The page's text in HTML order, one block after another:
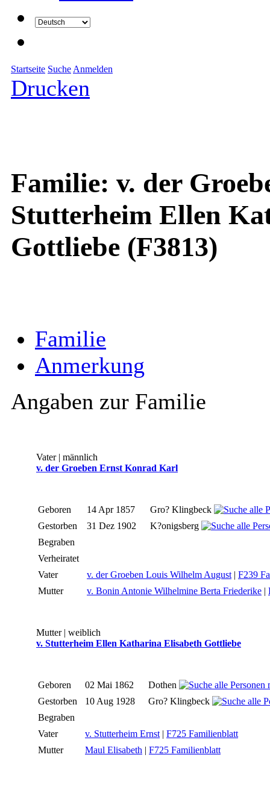
Startseite Suche Anmelden
Drucken
Familie: v. der
Stutterheim Ellen
Gottliebe (F3813)
Familie
Anmerkung
Angaben zur Familie
Vater | männlich
v. der Groeben Ernst Konrad Karl
Geboren 14 Apr 1857
Gro? Klingbeck
Gestorben
31 Dez 1902
K?onigsberg
Begraben
Verheiratet
Vater
v. der Groeben Louis Wilhelm August| F239
Mutter
v. Bonin Antonie Wilhelmine Berta Friederike |
Mutter | weiblich
v. Stutterheim Ellen Katharina Elisabeth Gottliebe
Geboren 02 Mai 1862
Dothen
Gestorben
10 Aug 1928
Gro? Klingbeck
Begraben
Vater
v. Stutterheim Ernst| F725 Familienblatt
Mutter
Maul Elisabeth | F725 Familienblatt